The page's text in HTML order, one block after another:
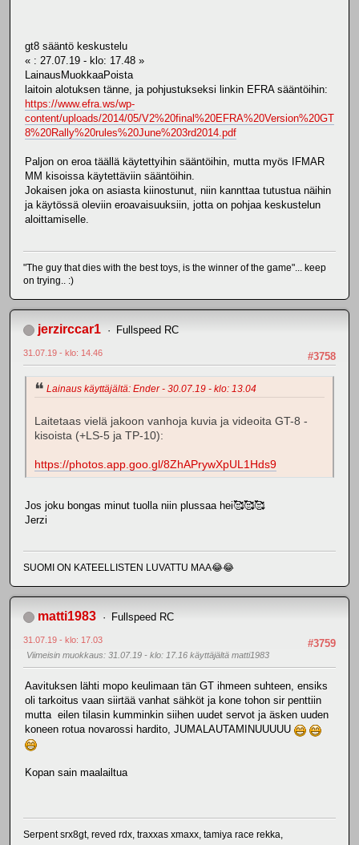
gt8 sääntö keskustelu
« : 27.07.19 - klo: 17.48 »
LainausMuokkaaPoista
laitoin alotuksen tänne, ja pohjustukseksi linkin EFRA sääntöihin:
https://www.efra.ws/wp-
content/uploads/2014/05/V2%20final%20EFRA%20Version%20GT
8%20Rally%20rules%20June%203rd2014.pdf
Paljon on eroa täällä käytettyihin sääntöihin, mutta myös IFMAR
MM kisoissa käytettäviin sääntöihin.
Jokaisen joka on asiasta kiinostunut, niin kannttaa tutustua näihin
ja käytössä oleviin eroavaisuuksiin, jotta on pohjaa keskustelun
aloittamiselle.
"The guy that dies with the best toys, is the winner of the game"... keep
on trying.. :)
jerzirccar1 Fullspeed RC
#3758
31.07.19 - klo: 14.46
Lainaus käyttäjältä: Ender - 30.07.19 - klo: 13.04
Laitetaas vielä jakoon vanhoja kuvia ja videoita GT-8 -
kisoista (+LS-5 ja TP-10):
https://photos.app.goo.gl/8ZhAPrywXpUL1Hds9
Jos joku bongas minut tuolla niin plussaa hei🥰🥰🥰
Jerzi
SUOMI ON KATEELLISTEN LUVATTU MAA😂😂
matti1983 Fullspeed RC
#3759
31.07.19 - klo: 17.03
Viimeisin muokkaus: 31.07.19 - klo: 17.16 käyttäjältä matti1983
Aavituksen lähti mopo keulimaan tän GT ihmeen suhteen, ensiks
oli tarkoitus vaan siirtää vanhat sähköt ja kone tohon sir penttiin
mutta eilen tilasin kumminkin siihen uudet servot ja äsken uuden
koneen rotua novarossi hardito, JUMALAUTAMINUUUUU
Kopan sain maalailtua
Serpent srx8gt, reved rdx, traxxas xmaxx, tamiya race rekka,